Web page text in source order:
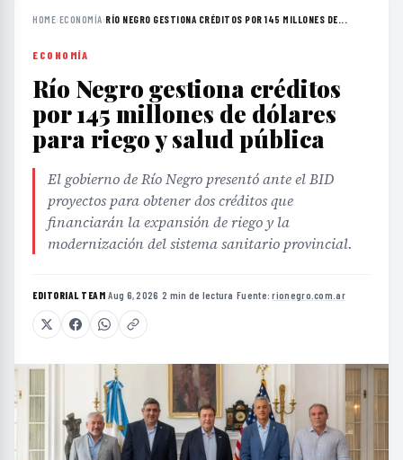
HOME›ECONOMÍA›RÍO NEGRO GESTIONA CRÉDITOS POR 145 MILLONES DE...
ECONOMÍA
Río Negro gestiona créditos
por 145 millones de dólares
para riego y salud pública
El gobierno de Río Negro presentó ante el BID
proyectos para obtener dos créditos que
financiarán la expansión de riego y la
modernización del sistema sanitario provincial.
EDITORIAL TEAM·Aug 6, 2026 ·2 min de lectura ·Fuente:rionegro.com.ar